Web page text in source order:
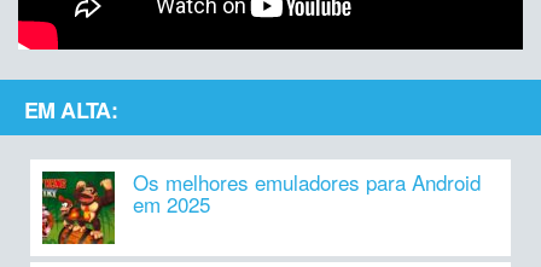
EM ALTA:
Os melhores emuladores para Android
em 2025